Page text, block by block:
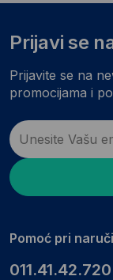
Prijavi se
Prijavite se na
promocijama i
Pomoć pri
011.41.42.720